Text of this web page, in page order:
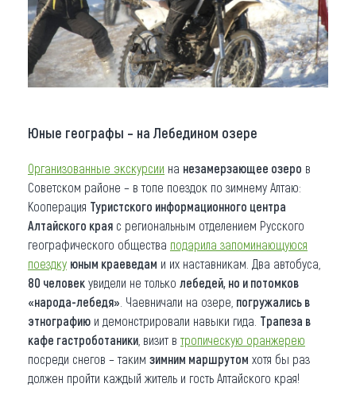
Юные географы – на Лебедином озере
Организованные экскурсии на незамерзающее озеро в
Советском районе – в топе поездок по зимнему Алтаю:
Кооперация Туристского информационного центра
Алтайского края с региональным отделением Русского
географического общества подарила запоминающуюся
поездку юным краеведам и их наставникам. Два автобуса,
80 человек увидели не только лебедей, но и потомков
«народа-лебедя» . Чаевничали на озере, погружались в
этнографию и демонстрировали навыки гида. Трапеза в
кафе гастроботаники , визит в тропическую оранжерею
посреди снегов – таким зимним маршрутом хотя бы раз
должен пройти каждый житель и гость Алтайского края!